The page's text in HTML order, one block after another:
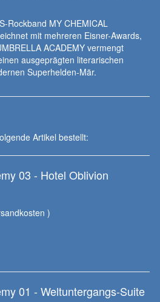
Rockband MY CHEMICAL
mit mehreren Eisner-Awards,
ACADEMY vermengt
ausgeprägten literarischen
Superhelden-Mär.
Artikel bestellt:
03 - Hotel Oblivion
)
01 - Weltuntergangs-Suite